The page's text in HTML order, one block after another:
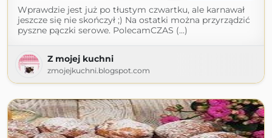
Wprawdzie jest już po tłustym czwartku, ale karnawał
jeszcze się nie skończył ;) Na ostatki można przyrządzić
pyszne pączki serowe. PolecamCZAS (...)
Z mojej kuchni
zmojejkuchni.blogspot.com